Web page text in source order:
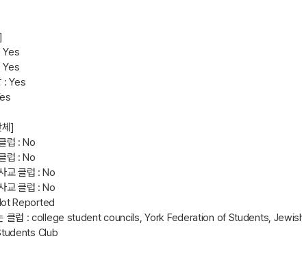
Yes
Yes
: Yes
]
럽 : No
럽 : No
교 클럽 : No
교 클럽 : No
Reported
클럽 : college student councils, York Federation of Students,
Club